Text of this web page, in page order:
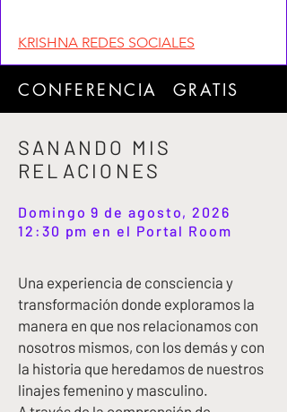
KRISHNA REDES SOCIALES
CONFERENCIA GRATIS
SANANDO MIS
RELACIONES
Domingo 9 de agosto, 2026
12:30 pm en el Portal Room
Una experiencia de consciencia y
transformación donde exploramos la
manera en que nos relacionamos con
nosotros mismos, con los demás y con
la historia que heredamos de nuestros
linajes femenino y masculino.